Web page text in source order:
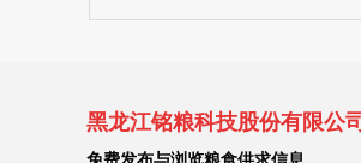
黑龙江铭粮科技股份有限公司